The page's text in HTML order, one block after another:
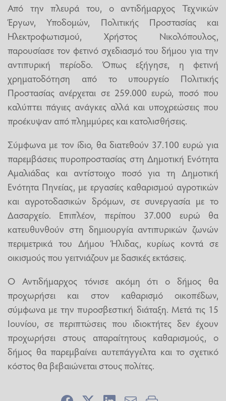
Από την πλευρά του, ο αντιδήμαρχος Τεχνικών
Έργων, Υποδομών, Πολιτικής Προστασίας και
Ηλεκτροφωτισμού, Χρήστος Νικολόπουλος,
παρουσίασε τον φετινό σχεδιασμό του δήμου για την
αντιπυρική περίοδο. Όπως εξήγησε, η φετινή
χρηματοδότηση από το υπουργείο Πολιτικής
Προστασίας ανέρχεται σε 259.000 ευρώ, ποσό που
καλύπτει πάγιες ανάγκες αλλά και υποχρεώσεις που
προέκυψαν από πλημμύρες και κατολισθήσεις.
Σύμφωνα με τον ίδιο, θα διατεθούν 37.100 ευρώ για
παρεμβάσεις πυροπροστασίας στη Δημοτική Ενότητα
Αμαλιάδας και αντίστοιχο ποσό για τη Δημοτική
Ενότητα Πηνείας, με εργασίες καθαρισμού αγροτικών
και αγροτοδασικών δρόμων, σε συνεργασία με το
Δασαρχείο. Επιπλέον, περίπου 37.000 ευρώ θα
κατευθυνθούν στη δημιουργία αντιπυρικών ζωνών
περιμετρικά του Δήμου Ήλιδας, κυρίως κοντά σε
οικισμούς που γειτνιάζουν με δασικές εκτάσεις.
Ο Αντιδήμαρχος τόνισε ακόμη ότι ο δήμος θα
προχωρήσει και στον καθαρισμό οικοπέδων,
σύμφωνα με την πυροσβεστική διάταξη. Μετά τις 15
Ιουνίου, σε περιπτώσεις που ιδιοκτήτες δεν έχουν
προχωρήσει στους απαραίτητους καθαρισμούς, ο
δήμος θα παρεμβαίνει αυτεπάγγελτα και το σχετικό
κόστος θα βεβαιώνεται στους πολίτες.